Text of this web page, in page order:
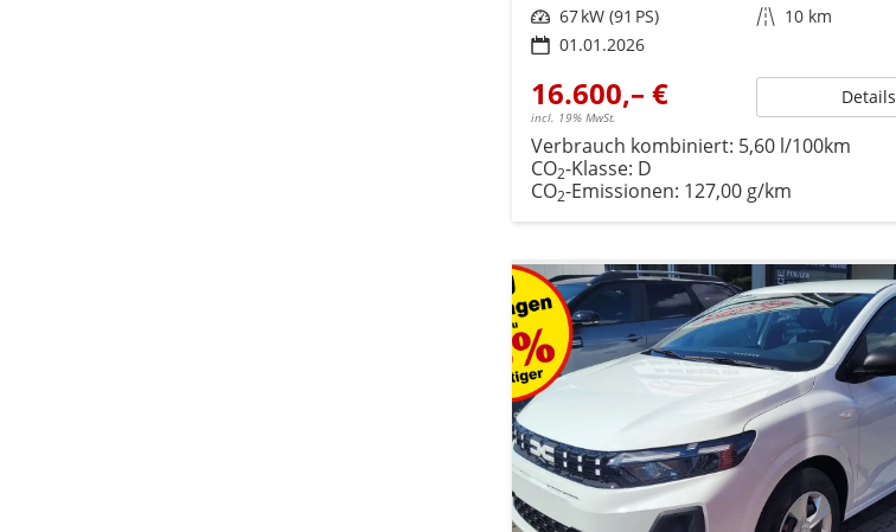
Leistung 67 kW (91 PS) Kilometerstand 10 km
01.01.2026
16.600,– €
incl. 19% MwSt.
Details
Verbrauch kombiniert: 5,60 l/100km
CO2-Klasse: D
CO2-Emissionen: 127,00 g/km